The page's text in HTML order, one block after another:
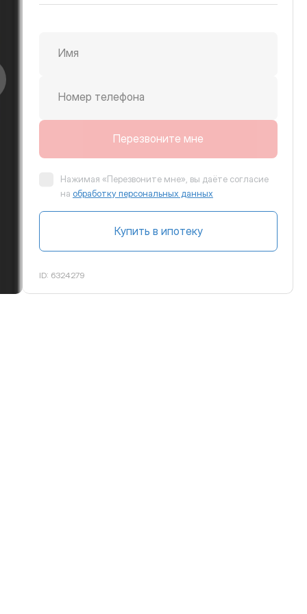
вправо
Имя
Номер телефона
Перезвоните мне
Нажимая «Перезвоните мне», вы даёте согласие
на обработку персональных данных
Купить в ипотеку
ID: 6324279